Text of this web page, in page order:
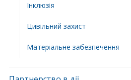
Інклюзія
Цивільний захист
Матеріальне забезпечення